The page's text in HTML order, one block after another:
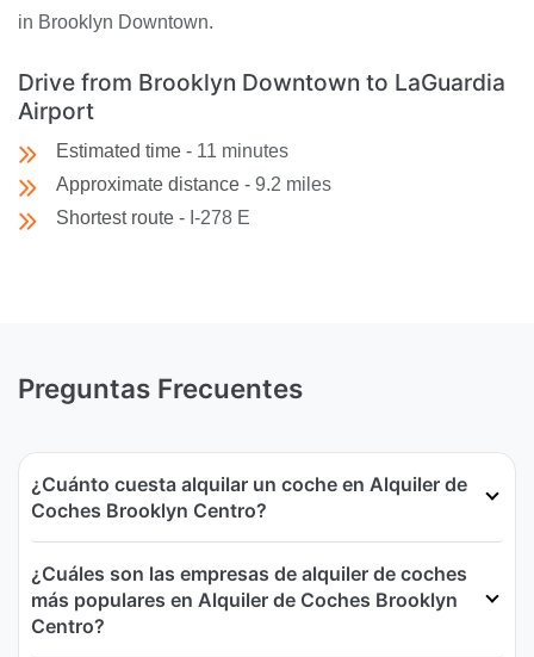
in Brooklyn Downtown.
Drive from Brooklyn Downtown to LaGuardia
Airport
Estimated time - 11 minutes
Approximate distance - 9.2 miles
Shortest route - I-278 E
Preguntas Frecuentes
¿Cuánto cuesta alquilar un coche en Alquiler de
Coches Brooklyn Centro?
¿Cuáles son las empresas de alquiler de coches
más populares en Alquiler de Coches Brooklyn
Centro?